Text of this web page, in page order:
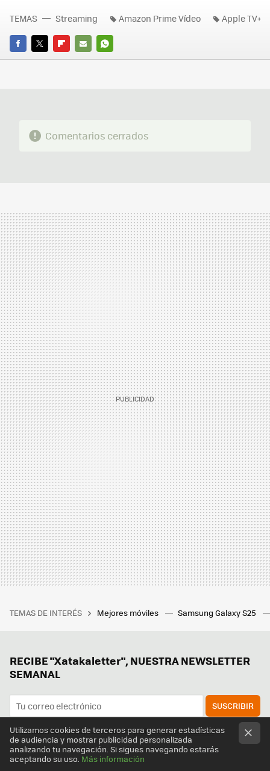
FACEBOOK
TWITTERFLIPBOARD
E-
WHATSAPP
TEMAS Streaming Amazon Prime Vídeo Apple TV+
Comentarios cerrados
TEMAS DE INTERÉS Mejores móviles Samsung Galaxy S25
RECIBE "Xatakaletter", NUESTRA NEWSLETTER
SEMANAL
SUSCRIBIR
Suscribiéndote aceptas nuestrapolítica de privacidad
Utilizamos cookies de terceros para generar estadísticas
de audiencia y mostrar publicidad personalizada
analizando tu navegación. Si sigues navegando estarás
aceptando su uso. Más información